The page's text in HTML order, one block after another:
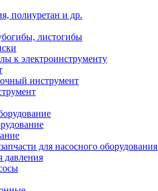
полиуретан и др.
листогибы
к электроинструменту
инструмент
для насосного оборудования